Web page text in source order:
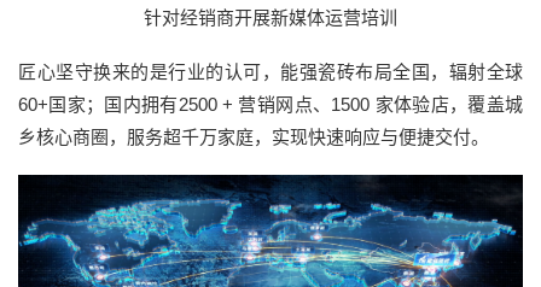
针对经销商开展新媒体运营培训
匠心坚守换来的是行业的认可，能强瓷砖布局全国，辐射全球
60+国家；国内拥有2500 + 营销网点、1500 家体验店，覆盖城
乡核心商圈，服务超千万家庭，实现快速响应与便捷交付。